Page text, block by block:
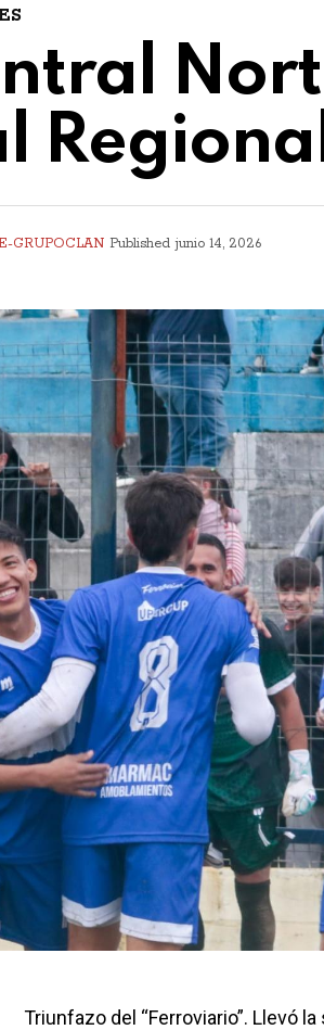
E-GRUPOCLAN Published junio 14, 2026
Triunfazo del “Ferroviario”. Llevó